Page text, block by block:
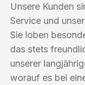
Unsere Kunden
Service und
Sie loben
das stets
unserer
worauf es bei